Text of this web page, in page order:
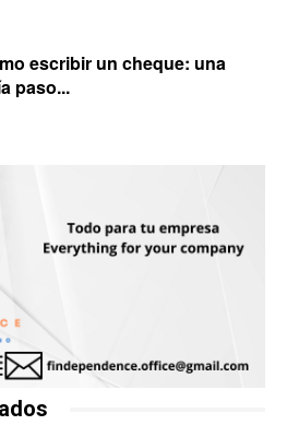
escribir un cheque: una
paso...